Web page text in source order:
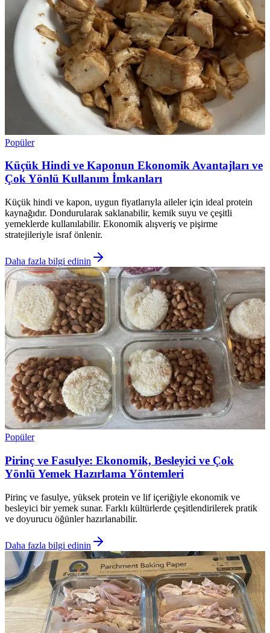
Popüler
Küçük Hindi ve Kaponun Ekonomik Avantajları ve
Çok Yönlü Kullanım İmkanları
Küçük hindi ve kapon, uygun fiyatlarıyla aileler için ideal protein
kaynağıdır. Dondurularak saklanabilir, kemik suyu ve çeşitli
yemeklerde kullanılabilir. Ekonomik alışveriş ve pişirme
stratejileriyle israf önlenir.
Daha fazla bilgi edinin
Popüler
Pirinç ve Fasulye: Ekonomik, Besleyici ve Çok
Yönlü Yemek Hazırlama Yöntemleri
Pirinç ve fasulye, yüksek protein ve lif içeriğiyle ekonomik ve
besleyici bir yemek sunar. Farklı kültürlerde çeşitlendirilerek pratik
ve doyurucu öğünler hazırlanabilir.
Daha fazla bilgi edinin